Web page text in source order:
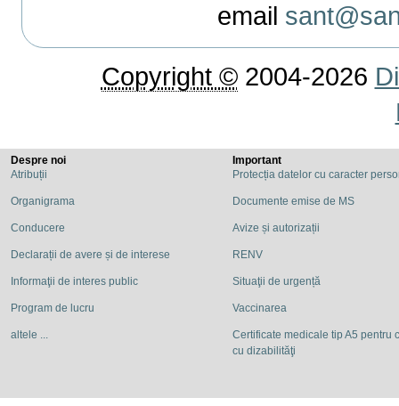
email
Copyright ©2004-2026
Despre noi
Atribuții
Organigrama
Conducere
Declarații de avere și de interese
Informaţii de interes public
Program de lucru
altele ...
Important
Protecția datelor cu caracter
Documente emise de MS
Avize și autorizații
RENV
Situaţii de urgență
Vaccinarea
Certificate medicale tip A5 pentru
cu dizabilităţi